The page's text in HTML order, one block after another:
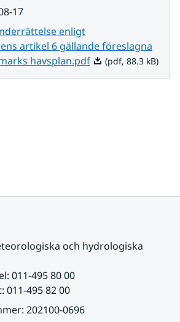
17
enligt
artikel 6 gällande föreslagna
havsplan.pdfPdf, 88.3 kB.
(pdf, 88.3 kB)
och hydrologiska
011-495 80 00
011-495 82 00
202100-0696